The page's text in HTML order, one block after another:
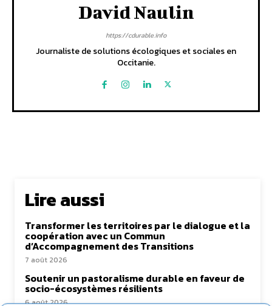
David Naulin
https://cdurable.info
Journaliste de solutions écologiques et sociales en
Occitanie.
Lire aussi
Transformer les territoires par le dialogue et la
coopération avec un Commun
d’Accompagnement des Transitions
7 août 2026
Soutenir un pastoralisme durable en faveur de
socio-écosystèmes résilients
6 août 2026